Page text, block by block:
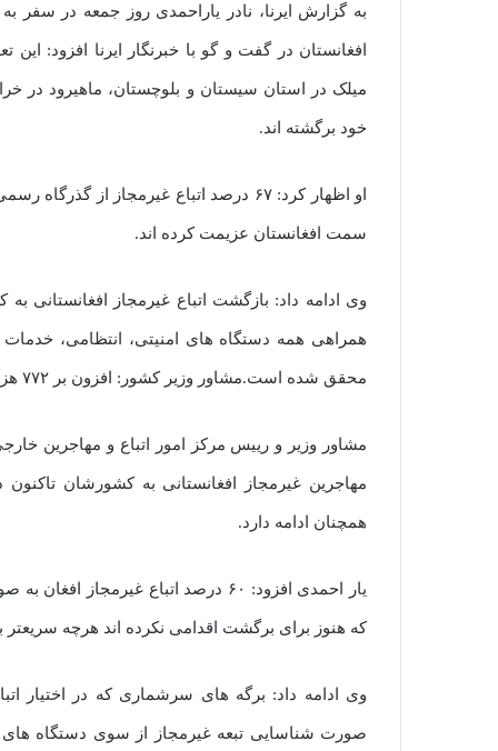
به گزارش ایرنا، نادر یاراحمدی روز جمعه در سفر به
افغانستان در گفت و گو با خبرنگار ایرنا افزود:
میلک در استان سیستان و بلوچستان، ماهیرود
خود برگشته اند.
سمت افغانستان عزیمت کرده اند.
وی ادامه داد: بازگشت اتباع غیرمجاز
همراهی همه دستگاه های امنیتی، انتظامی،
محقق شده است.مشاور وزیر کشور: افزون بر ۷۷۲ هزار مهاجر غیرمجاز افغان به کشورشان بازگشتند
مشاور وزیر و رییس مرکز امور اتباع و مهاجرین
مهاجرین غیرمجاز افغانستانی به کشورشان
همچنان ادامه دارد.
یار احمدی افزود: ۶۰ درصد اتباع
که هنوز برای برگشت اقدامی نکرده اند هرچه سریعتر
وی ادامه داد: برگه های سرشماری که در اختیار
صورت شناسایی تبعه غیرمجاز از سوی دستگاه